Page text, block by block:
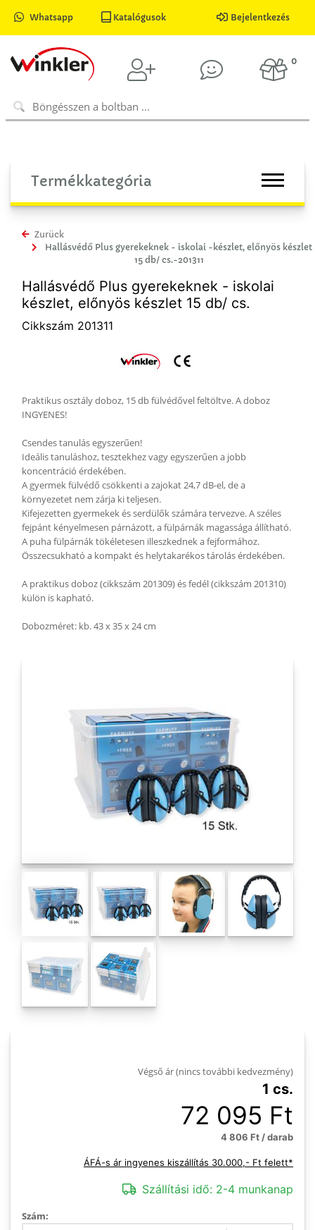
Whatsapp Katalógusok Bejelentkezés
0
Termékkategória
Zurück
Hallásvédő Plus gyerekeknek - iskolai -készlet, előnyös készlet
15 db/ cs.-201311
Hallásvédő Plus gyerekeknek - iskolai
készlet, előnyös készlet 15 db/ cs.
Cikkszám 201311
Praktikus osztály doboz, 15 db fülvédővel feltöltve. A doboz
INGYENES!
Csendes tanulás egyszerűen!
Ideális tanuláshoz, tesztekhez vagy egyszerűen a jobb
koncentráció érdekében.
A gyermek fülvédő csökkenti a zajokat 24,7 dB-el, de a
környezetet nem zárja ki teljesen.
Kifejezetten gyermekek és serdülők számára tervezve. A széles
fejpánt kényelmesen párnázott, a fülpárnák magassága állítható.
A puha fülpárnák tökéletesen illeszkednek a fejformához.
Összecsukható a kompakt és helytakarékos tárolás érdekében.
A praktikus doboz (cikkszám 201309) és fedél (cikkszám 201310)
külön is kapható.
Végső ár (nincs további kedvezmény)
1 cs.
72 095 Ft
4 806 Ft / darab
ÁFÁ-s ár ingyenes kiszállítás 30.000,- Ft felett*
Szállítási idő: 2-4 munkanap
Szám: